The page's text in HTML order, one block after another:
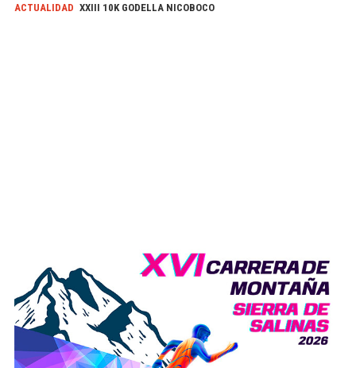
ACTUALIDAD XXIII 10K GODELLA NICOBOCO